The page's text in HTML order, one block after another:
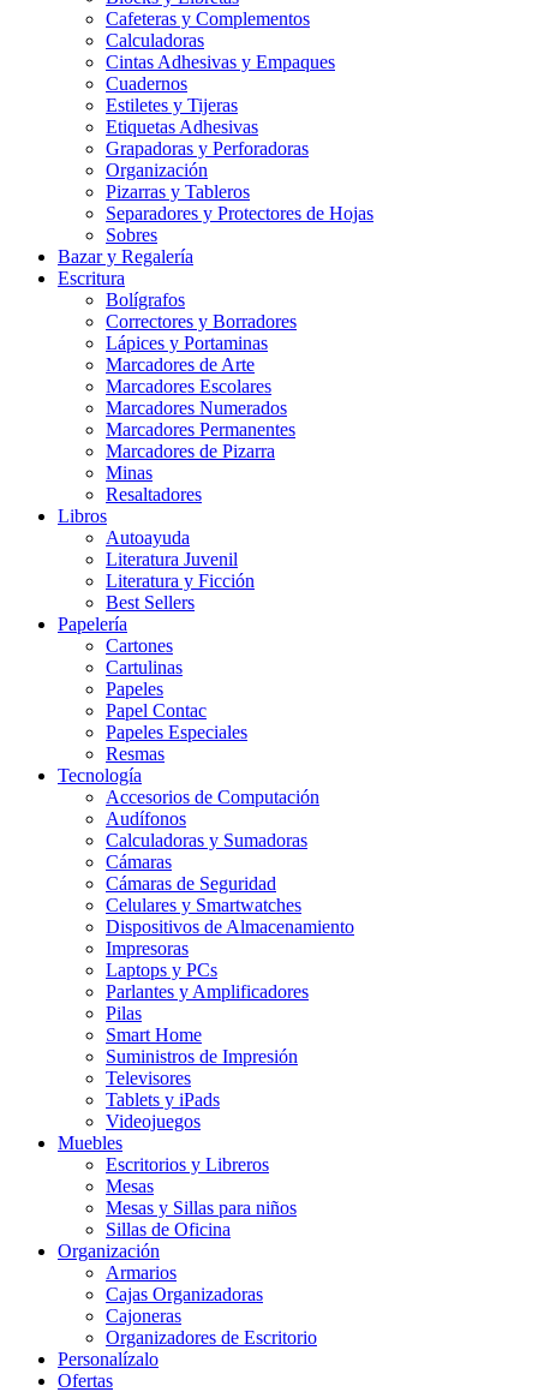
Cafeteras y Complementos
Calculadoras
Cintas Adhesivas y Empaques
Cuadernos
Estiletes y Tijeras
Etiquetas Adhesivas
Grapadoras y Perforadoras
Organización
Pizarras y Tableros
Separadores y Protectores de Hojas
Sobres
Bazar y Regalería
Escritura
Bolígrafos
Correctores y Borradores
Lápices y Portaminas
Marcadores de Arte
Marcadores Escolares
Marcadores Numerados
Marcadores Permanentes
Marcadores de Pizarra
Minas
Resaltadores
Libros
Autoayuda
Literatura Juvenil
Literatura y Ficción
Best Sellers
Papelería
Cartones
Cartulinas
Papeles
Papel Contac
Papeles Especiales
Resmas
Tecnología
Accesorios de Computación
Audífonos
Calculadoras y Sumadoras
Cámaras
Cámaras de Seguridad
Celulares y Smartwatches
Dispositivos de Almacenamiento
Impresoras
Laptops y PCs
Parlantes y Amplificadores
Pilas
Smart Home
Suministros de Impresión
Televisores
Tablets y iPads
Videojuegos
Muebles
Escritorios y Libreros
Mesas
Mesas y Sillas para niños
Sillas de Oficina
Organización
Armarios
Cajas Organizadoras
Cajoneras
Organizadores de Escritorio
Personalízalo
Ofertas